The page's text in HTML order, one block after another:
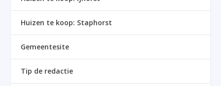
Huizen te koop: Staphorst
Gemeentesite
Tip de redactie